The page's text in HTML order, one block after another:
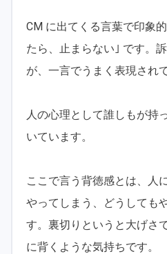
CM に出てくる言葉で印象
たら、止まらない｣ です。
が、一言でうまく表現され
人の心理として誰しもが持
いています。
ここで言う背徳感とは、人
やってしまう、どうしても
す。裏切りというと大げさ
に背くような気持ちです。